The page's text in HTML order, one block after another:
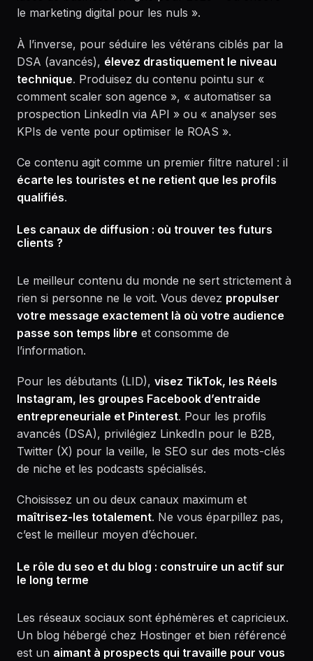
le marketing digital pour les nuls ».
À l’inverse, pour séduire les vétérans ciblés par la
DSA (avancés), élevez drastiquement le niveau
technique. Produisez du contenu pointu sur «
comment scaler son agence », « automatiser sa
prospection LinkedIn via API » ou « analyser ses
KPIs de vente pour optimiser le ROAS ».
Ce contenu agit comme un premier filtre naturel : il
écarte les touristes et ne retient que les profils
qualifiés.
Les canaux de diffusion : où trouver tes futurs
clients ?
Le meilleur contenu du monde ne sert strictement à
rien si personne ne le voit. Vous devez propulser
votre message exactement là où votre audience
passe son temps libre et consomme de
l’information.
Pour les débutants (LID), visez TikTok, les Réels
Instagram, les groupes Facebook d’entraide
entrepreneuriale et Pinterest. Pour les profils
avancés (DSA), privilégiez LinkedIn pour le B2B,
Twitter (X) pour la veille, le SEO sur des mots-clés
de niche et les podcasts spécialisés.
Choisissez un ou deux canaux maximum et
maîtrisez-les totalement. Ne vous éparpillez pas,
c’est le meilleur moyen d’échouer.
Le rôle du seo et du blog : construire un actif sur
le long terme
Les réseaux sociaux sont éphémères et capricieux.
Un blog hébergé chez Hostinger et bien référencé
est un aimant à prospects qui travaille pour vous